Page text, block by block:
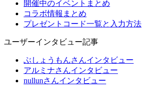
開催中のイベントまとめ
コラボ情報まとめ
プレゼントコード一覧と入力方法
ユーザーインタビュー記事
ぶしょうもんさんインタビュー
アルミナさんインタビュー
nullunさんインタビュー